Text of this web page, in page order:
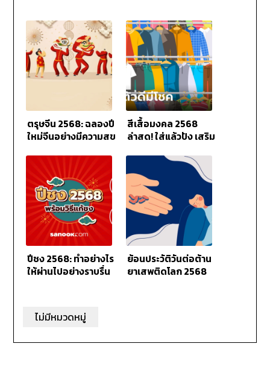
ตรุษจีน 2568: ฉลองปี
ใหม่จีนอย่างมีความสุข
สีเสื้อมงคล 2568
ล่าสุด! ใส่แล้วปัง เสริม
ปีชง 2568: ทำอย่างไร
ให้ผ่านไปอย่างราบรื่น
ย้อนประวัติวันต่อต้าน
ยาเสพติดโลก 2568
ไม่มีหมวดหมู่